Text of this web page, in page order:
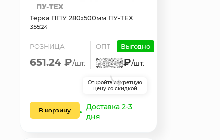
Терка ППУ 280х500мм ПУ-ТЕХ
35524
РОЗНИЦА
651.24 ₽/шт.
ОПТ Выгодно
₽/шт.
Откройте секретную
цену со скидкой
В корзину
Доставка 2-3
дня